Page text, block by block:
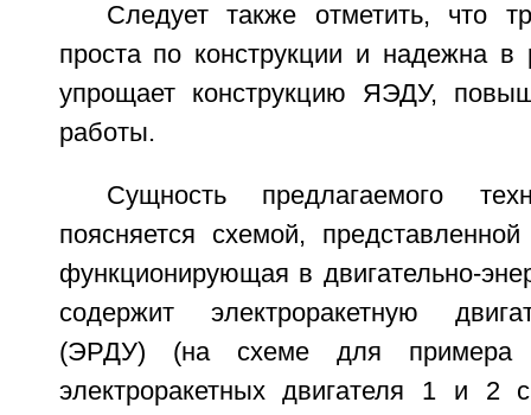
Следует также отметить, что
проста по конструкции и надежна в
упрощает конструкцию ЯЭДУ,
работы.
Сущность предлагаемого
поясняется схемой,
функционирующая в двигательно-
содержит электроракетную
(ЭРДУ) (на схеме для примера
электроракетных двигателя 1 и 2